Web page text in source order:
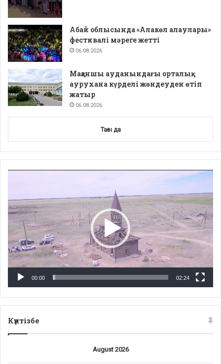
Абай облысында «Алакөл алаулары»
фестивалі мәреге жетті
06.08.2026
Мақаншы ауданындағы орталық
аурухана күрделі жөндеуден өтіп
жатыр
06.08.2026
Тағы да
00:00 02:24
Күнтізбе
August 2026